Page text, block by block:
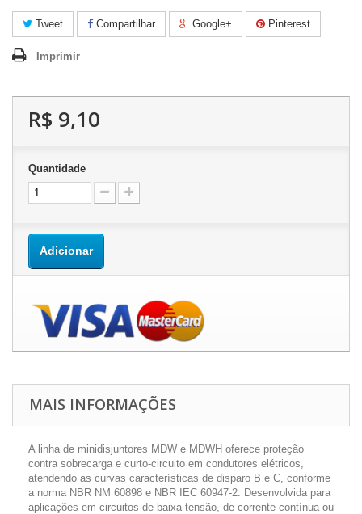
Tweet Compartilhar Google+ Pinterest
Imprimir
R$ 9,10
Quantidade
Adicionar
MAIS INFORMAÇÕES
A linha de minidisjuntores MDW e MDWH oferece proteção
contra sobrecarga e curto-circuito em condutores elétricos,
atendendo as curvas características de disparo B e C, conforme
a norma NBR NM 60898 e NBR IEC 60947-2. Desenvolvida para
aplicações em circuitos de baixa tensão, de corrente contínua ou